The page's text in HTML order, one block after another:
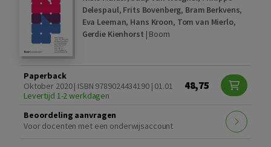
Delespaul, Frits Bovenberg, Bram Berkvens,
Eva Leeman, Hans Kroon, Tom van Mierlo,
Gerdie Kienhorst | Boom
Paperback
Oktober 2020 | ISBN 9789024434190 | 01.01
Levertijd 1-2 werkdagen
48,75
Beoordeling aanvragen
Voor docenten met een onderwijsaccount